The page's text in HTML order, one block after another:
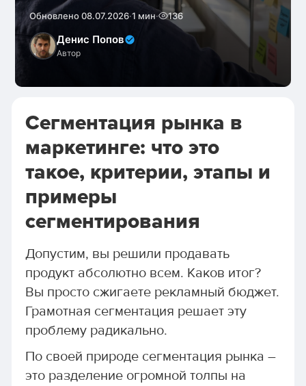
Обновлено 08.07.2026·1 мин· 136
Денис Попов
Автор
Сегментация рынка в
маркетинге: что это
такое, критерии, этапы и
примеры
сегментирования
Допустим, вы решили продавать
продукт абсолютно всем. Каков итог?
Вы просто сжигаете рекламный бюджет.
Грамотная сегментация решает эту
проблему радикально.
По своей природе сегментация рынка –
это разделение огромной толпы на